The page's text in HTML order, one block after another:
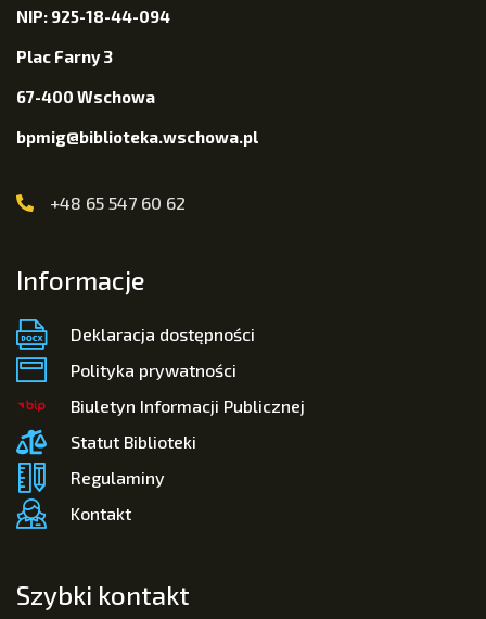
NIP: 925-18-44-094
Plac Farny 3
67-400 Wschowa
bpmig@biblioteka.wschowa.pl
+48 65 547 60 62
Informacje
Deklaracja dostępności
Polityka prywatności
Biuletyn Informacji Publicznej
Statut Biblioteki
Regulaminy
Kontakt
Szybki kontakt